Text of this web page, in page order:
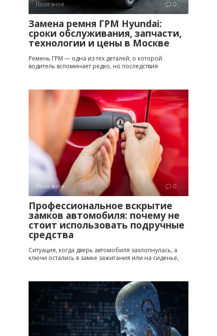
Полезное 0
Замена ремня ГРМ Hyundai:
сроки обслуживания, запчасти,
технологии и цены в Москве
Ремень ГРМ — одна из тех деталей, о которой
водитель вспоминает редко, но последствия
Полезное 0
Профессиональное вскрытие
замков автомобиля: почему не
стоит использовать подручные
средства
Ситуация, когда дверь автомобиля захлопнулась, а
ключи остались в замке зажигания или на сиденье,